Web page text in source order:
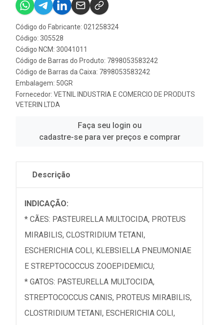
Código do Fabricante: 021258324
Código: 305528
Código NCM: 30041011
Código de Barras do Produto: 7898053583242
Código de Barras da Caixa: 7898053583242
Embalagem: 50GR
Fornecedor: VETNIL INDUSTRIA E COMERCIO DE PRODUTS
VETERIN LTDA
Faça seu login ou
cadastre-se para ver preços e comprar
Descrição
INDICAÇÃO:
* CÃES: PASTEURELLA MULTOCIDA, PROTEUS
MIRABILIS, CLOSTRIDIUM TETANI,
ESCHERICHIA COLI, KLEBSIELLA PNEUMONIAE
E STREPTOCOCCUS ZOOEPIDEMICU;
* GATOS: PASTEURELLA MULTOCIDA,
STREPTOCOCCUS CANIS, PROTEUS MIRABILIS,
CLOSTRIDIUM TETANI, ESCHERICHIA COLI,